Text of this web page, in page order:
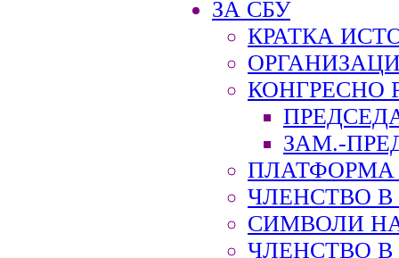
ЗА СБУ
КРАТКА
КОНГРЕСНО
ЗАМ.-
ПЛАТФОРМА
ЧЛЕНСТВО В
СИМВОЛИ
ЧЛЕНСТВО